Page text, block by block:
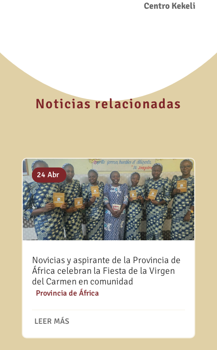
Centro Kekeli
Noticias relacionadas
Novicias y aspirante de la Provincia de
África celebran la Fiesta de la Virgen
del Carmen en comunidad
31 Jul
Provincia de África
LEER MÁS
25 May
24 Abr